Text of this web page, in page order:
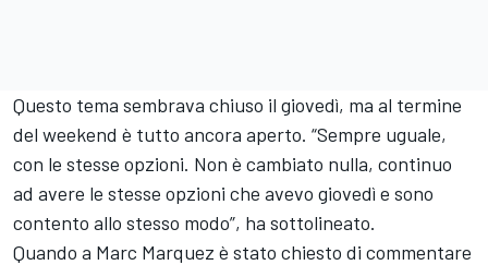
Questo tema sembrava chiuso il giovedì, ma al termine
del weekend è tutto ancora aperto. “Sempre uguale,
con le stesse opzioni. Non è cambiato nulla, continuo
ad avere le stesse opzioni che avevo giovedì e sono
contento allo stesso modo”, ha sottolineato.
Quando a Marc Marquez è stato chiesto di commentare